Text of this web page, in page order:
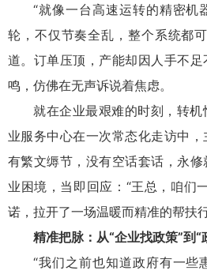
“就像一台高速运转的精密机
轮，不仅节奏全乱，整个系统都
道。订单压顶，产能却因人手不
鸣，仿佛在无声诉说着焦虑。
就在企业最艰难的时刻，转
业服务中心在一次常态化走访中
有繁文缛节，没有空话套话，永
业困境，当即回应：“王总，咱们
诺，拉开了一场温暖而精准的帮扶行
精准把脉：从“企业找政策”到“
“我们之前也知道政府有一些